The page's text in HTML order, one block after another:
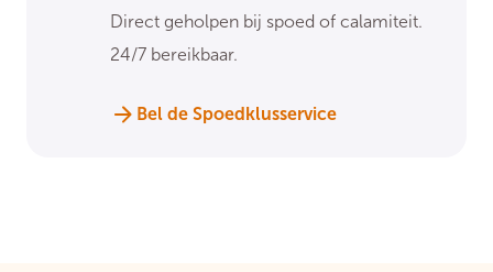
Direct geholpen bij spoed of calamiteit.
24/7 bereikbaar.
Bel de Spoedklusservice